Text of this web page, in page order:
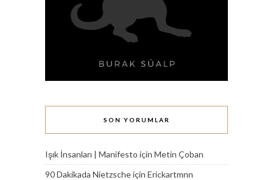
SON YORUMLAR
Işık İnsanları | Manifesto için Metin Çoban
90 Dakikada Nietzscheiçin Erickartmnn